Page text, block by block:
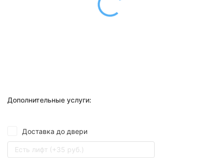
Дополнительные услуги:
Доставка до двери
Есть лифт (+35 руб.)